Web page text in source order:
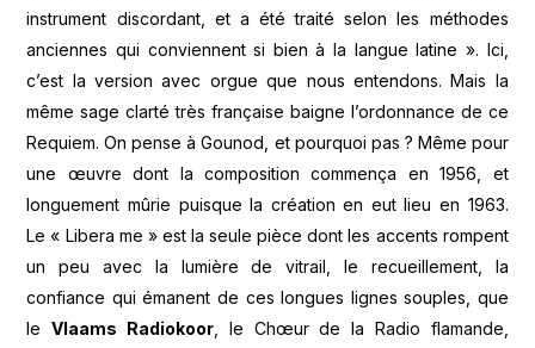
instrument discordant, et a été traité selon les méthodes
anciennes qui conviennent si bien à la langue latine ». Ici,
c’est la version avec orgue que nous entendons. Mais la
même sage clarté très française baigne l’ordonnance de ce
Requiem. On pense à Gounod, et pourquoi pas ? Même pour
une œuvre dont la composition commença en 1956, et
longuement mûrie puisque la création en eut lieu en 1963.
Le « Libera me » est la seule pièce dont les accents rompent
un peu avec la lumière de vitrail, le recueillement, la
confiance qui émanent de ces longues lignes souples, que
leVlaams Radiokoor, le Chœur de la Radio flamande,